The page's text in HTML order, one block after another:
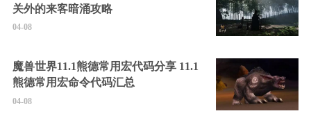
关外的来客暗涌攻略
04-08
魔兽世界11.1熊德常用宏代码分享 11.1
熊德常用宏命令代码汇总
04-08